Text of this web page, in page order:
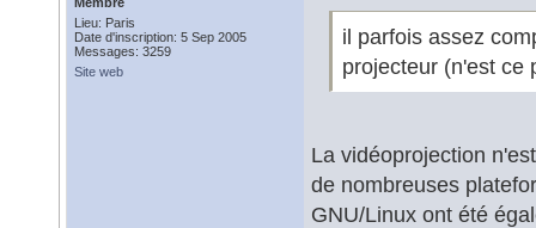
Lieu: Paris
Date d'inscription: 5 Sep 2005
Messages: 3259
Site web
il parfois assez
projecteur (n'est ce
La vidéoprojection
de nombreuses
GNU/Linux ont été